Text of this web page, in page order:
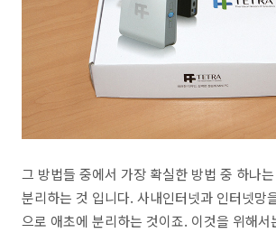
그 방법들 중에서 가장 확실한 방법 중 하나
분리하는 것 입니다. 사내인터넷과 인터넷망
으로 애초에 분리하는 것이죠. 이것을 위해서